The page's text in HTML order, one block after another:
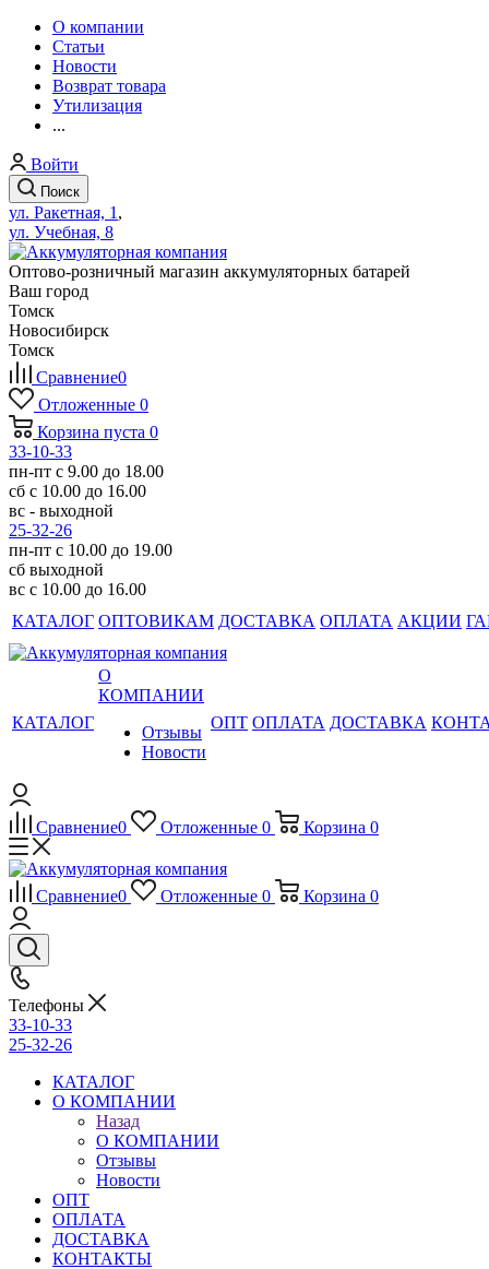
О компании
Статьи
Новости
Возврат товара
Утилизация
...
Войти
Поиск
ул. Ракетная, 1 ,
ул. Учебная, 8
Оптово-розничный магазин аккумуляторных батарей
Ваш город
Томск
Новосибирск
Томск
Сравнение0
Отложенные 0
Корзина пуста 0
33-10-33
пн-пт с 9.00 до 18.00
сб с 10.00 до 16.00
вс - выходной
25-32-26
пн-пт с 10.00 до 19.00
сб выходной
вс с 10.00 до 16.00
КАТАЛОГ ОПТОВИКАМ ДОСТАВКА ОПЛАТА АКЦИИ
КАТАЛОГ
О
КОМПАНИИ
Отзывы
Новости
ОПТ ОПЛАТА ДОСТАВКА
Сравнение0 Отложенные 0 Корзина 0
Сравнение0 Отложенные 0 Корзина 0
Телефоны
33-10-33
25-32-26
КАТАЛОГ
О КОМПАНИИ
Назад
О КОМПАНИИ
Отзывы
Новости
ОПТ
ОПЛАТА
ДОСТАВКА
КОНТАКТЫ